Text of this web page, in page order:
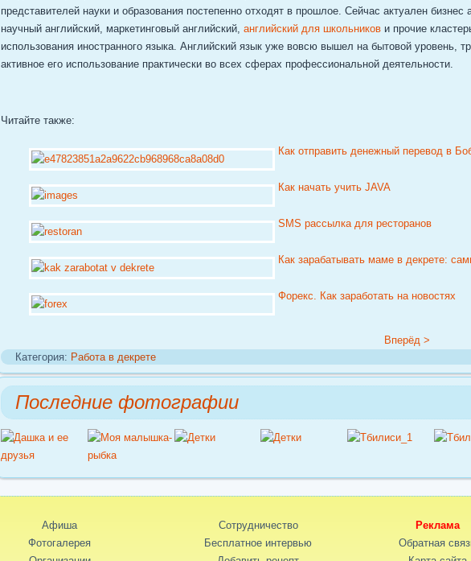
представителей науки и образования постепенно отходят в прошлое. Сейчас актуален бизнес
научный английский, маркетинговый английский, английский для школьников и прочие
использования иностранного языка. Английский язык уже вовсю вышел на бытовой уровень,
активное его использование практически во всех сферах профессиональной деятельности.
Читайте также:
Как отправить денежный перевод в
Как начать учить JAVA
SMS рассылка для ресторанов
Как зарабатывать маме в декрете:
Форекс. Как заработать на новостях
Вперёд >
Категория: Работа в декрете
Последние фотографии
Афиша
Фотогалерея
Сотрудничество
Бесплатное интервью
Реклама
Обратная